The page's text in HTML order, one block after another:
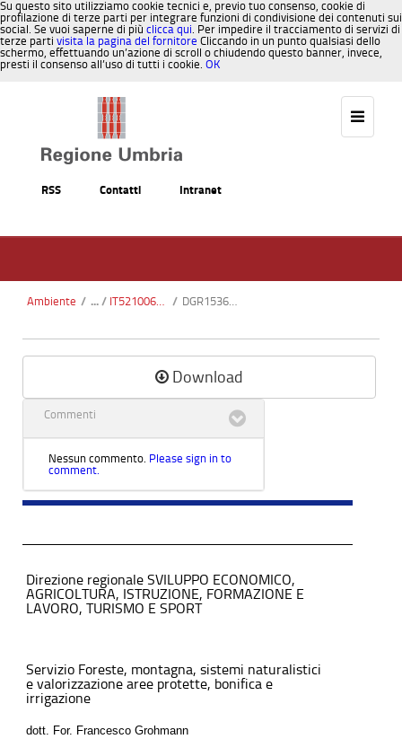
Su questo sito utilizziamo cookie tecnici e, previo tuo consenso, cookie di
profilazione di terze parti per integrare funzioni di condivisione dei contenuti sui
social. Se vuoi saperne di più clicca qui. Per impedire il tracciamento di servizi di
terze parti visita la pagina del fornitore Cliccando in un punto qualsiasi dello
schermo, effettuando un’azione di scroll o chiudendo questo banner, invece,
presti il consenso all’uso di tutti i cookie. OK
RSS Contatti Intranet
Ambiente / IT5210066 - Media Val Casana / DGR1536-2012.pdf
Download
Commenti
Nessun commento. Please sign in to
comment.
Direzione regionale SVILUPPO ECONOMICO,
AGRICOLTURA, ISTRUZIONE, FORMAZIONE E
LAVORO, TURISMO E SPORT
Servizio Foreste, montagna, sistemi naturalistici
e valorizzazione aree protette, bonifica e
irrigazione
dott. For. Francesco Grohmann